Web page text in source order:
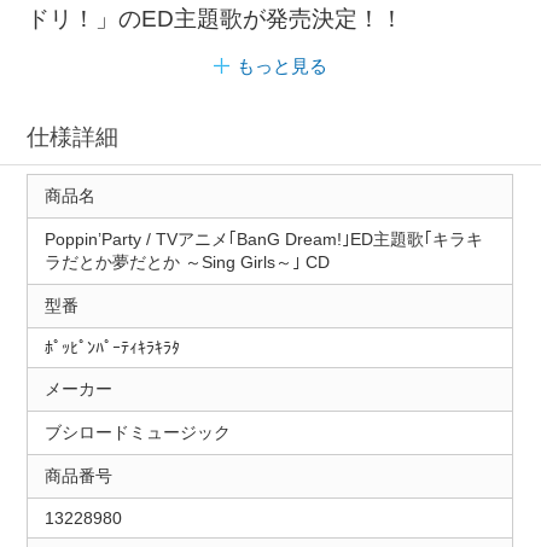
ドリ！」のED主題歌が発売決定！！
もっと見る
仕様詳細
商品名
Poppin’Party / TVアニメ｢BanG Dream!｣ED主題歌｢キラキ
ラだとか夢だとか ～Sing Girls～｣ CD
型番
ﾎﾟｯﾋﾟﾝﾊﾟｰﾃｨｷﾗｷﾗﾀ
メーカー
ブシロードミュージック
商品番号
13228980